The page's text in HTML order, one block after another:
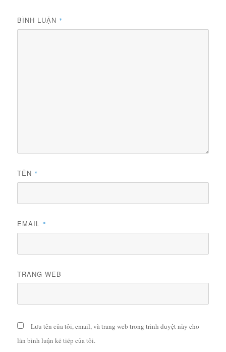
BÌNH LUẬN *
TÊN *
EMAIL *
TRANG WEB
Lưu tên của tôi, email, và trang web trong trình duyệt này cho
lần bình luận kế tiếp của tôi.